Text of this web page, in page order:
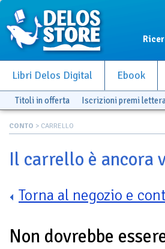
Libri Delos Digital Ebook
Titoli in offerta Iscrizioni premi
CONTO > CARRELLO
Il carrello è ancora
Torna al negozio e
Non dovrebbe